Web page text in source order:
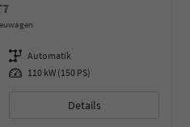
Getriebe Automatik
Leistung 110 kW (150 PS)
Details